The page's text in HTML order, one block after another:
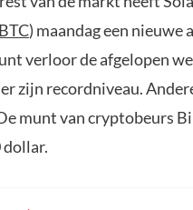
BTC) maandag een
verloor de afgelopen
zijn recordniveau.
munt van cryptobeurs
dollar.